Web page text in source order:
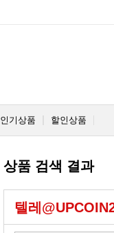
인기상품 할인상품
상품 검색 결과
텔레